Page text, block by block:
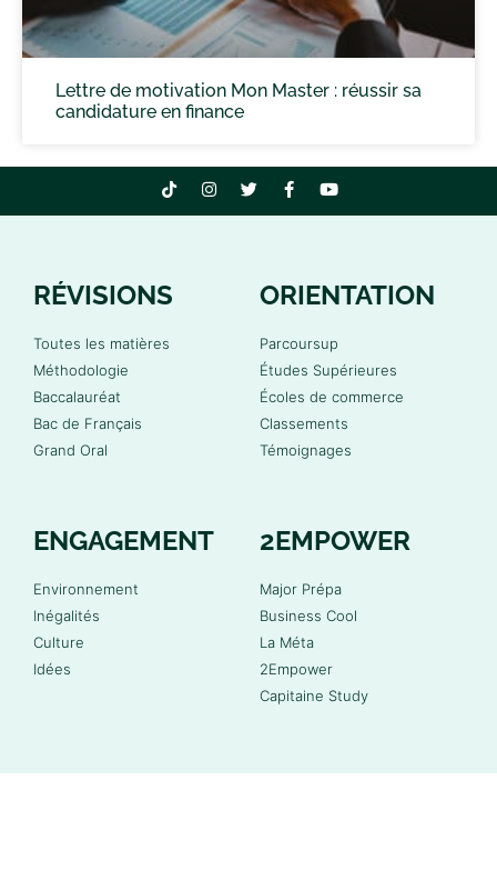
Lettre de motivation Mon Master : réussir sa
candidature en finance
RÉVISIONS
Toutes les matières
Méthodologie
Baccalauréat
Bac de Français
Grand Oral
ORIENTATION
Parcoursup
Études Supérieures
Écoles de commerce
Classements
Témoignages
ENGAGEMENT
Environnement
Inégalités
Culture
Idées
2EMPOWER
Major Prépa
Business Cool
La Méta
2Empower
Capitaine Study